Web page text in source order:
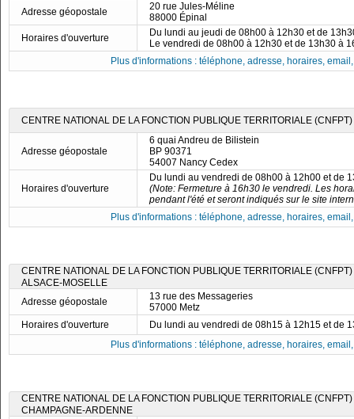
Adresse géopostale
20 rue Jules-Méline
88000 Épinal
Horaires d'ouverture
Du lundi au jeudi de 08h00 à 12h30 et de
Le vendredi de 08h00 à 12h30 et de 13h30 à
Plus d'informations : téléphone, adresse, horaires,
CENTRE NATIONAL DE LA FONCTION PUBLIQUE TERRITORIALE
Adresse géopostale
6 quai Andreu de Bilistein
BP 90371
54007 Nancy Cedex
Horaires d'ouverture
Du lundi au vendredi de 08h00 à 12h00 et de
(Note: Fermeture à 16h30 le vendredi. Les
pendant l'été et seront indiqués sur le site
Plus d'informations : téléphone, adresse, horaires,
CENTRE NATIONAL DE LA FONCTION PUBLIQUE TERRITORIALE
ALSACE-MOSELLE
Adresse géopostale
13 rue des Messageries
57000 Metz
Horaires d'ouverture
Du lundi au vendredi de 08h15 à 12h15 et de
Plus d'informations : téléphone, adresse, horaires,
CENTRE NATIONAL DE LA FONCTION PUBLIQUE TERRITORIALE
CHAMPAGNE-ARDENNE